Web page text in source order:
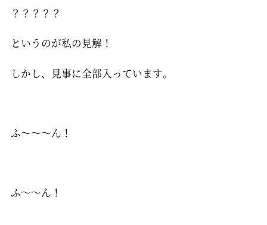
？？？？？
というのが私の見解！
しかし、見事に全部入っています。
ふ～～～ん！
ふ～～ん！